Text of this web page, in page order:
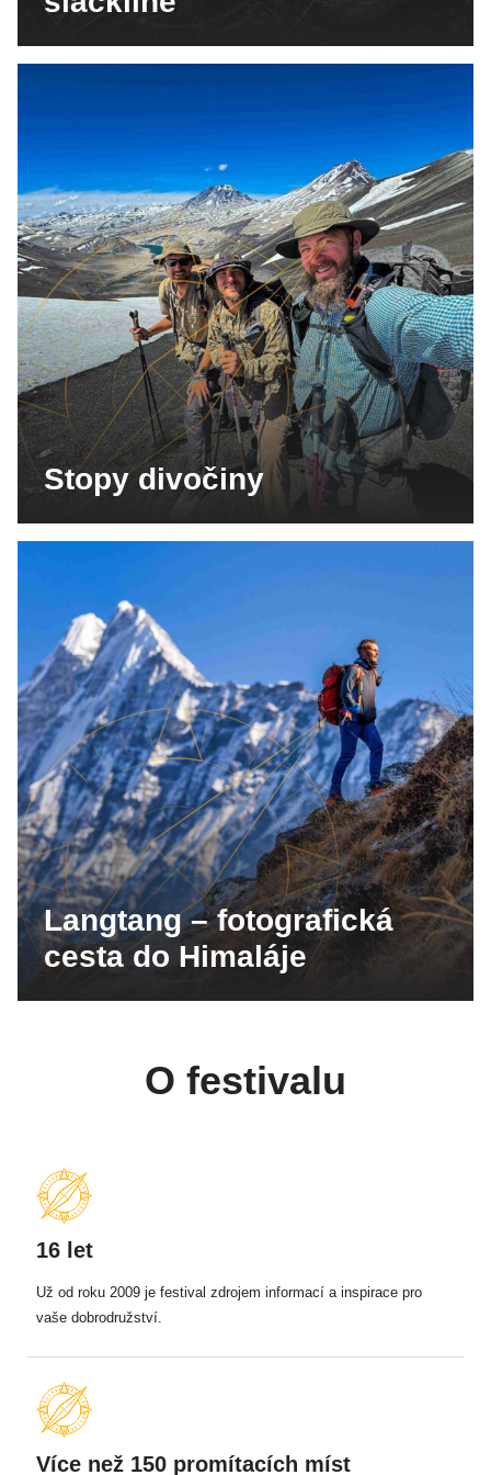
Stopy divočiny
Langtang – fotografická
cesta do Himaláje
O festivalu
16 let
Už od roku 2009 je festival zdrojem informací a inspirace pro
vaše dobrodružství.
Více než 150 promítacích míst